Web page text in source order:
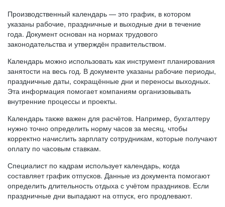
Производственный календарь — это график, в котором
указаны рабочие, праздничные и выходные дни в течение
года. Документ основан на нормах трудового
законодательства и утверждён правительством.
Календарь можно использовать как инструмент планирования
занятости на весь год. В документе указаны рабочие периоды,
праздничные даты, сокращённые дни и переносы выходных.
Эта информация помогает компаниям организовывать
внутренние процессы и проекты.
Календарь также важен для расчётов. Например, бухгалтеру
нужно точно определить норму часов за месяц, чтобы
корректно начислить зарплату сотрудникам, которые получают
оплату по часовым ставкам.
Специалист по кадрам использует календарь, когда
составляет график отпусков. Данные из документа помогают
определить длительность отдыха с учётом праздников. Если
праздничные дни выпадают на отпуск, его продлевают.